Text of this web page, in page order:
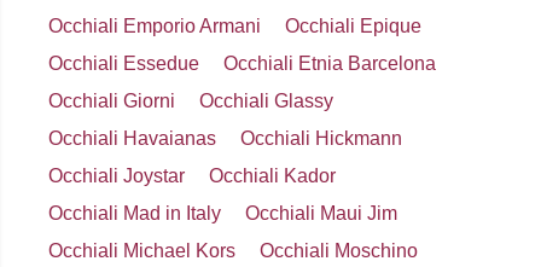
Occhiali Emporio Armani
Occhiali Epique
Occhiali Essedue
Occhiali Etnia Barcelona
Occhiali Giorni
Occhiali Glassy
Occhiali Havaianas
Occhiali Hickmann
Occhiali Joystar
Occhiali Kador
Occhiali Mad in Italy
Occhiali Maui Jim
Occhiali Michael Kors
Occhiali Moschino